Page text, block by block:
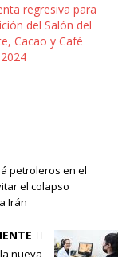
regresiva para
del Salón del
Cacao y Café
petroleros en el
el colapso
Irán
nueva